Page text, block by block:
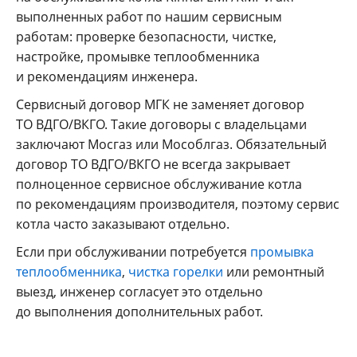
выполненных работ по нашим сервисным
работам: проверке безопасности, чистке,
настройке, промывке теплообменника
и рекомендациям инженера.
Сервисный договор МГК не заменяет договор
ТО ВДГО/ВКГО. Такие договоры с владельцами
заключают Мосгаз или Мособлгаз. Обязательный
договор ТО ВДГО/ВКГО не всегда закрывает
полноценное сервисное обслуживание котла
по рекомендациям производителя, поэтому сервис
котла часто заказывают отдельно.
Если при обслуживании потребуется промывка
теплообменника, чистка горелки или ремонтный
выезд, инженер согласует это отдельно
до выполнения дополнительных работ.